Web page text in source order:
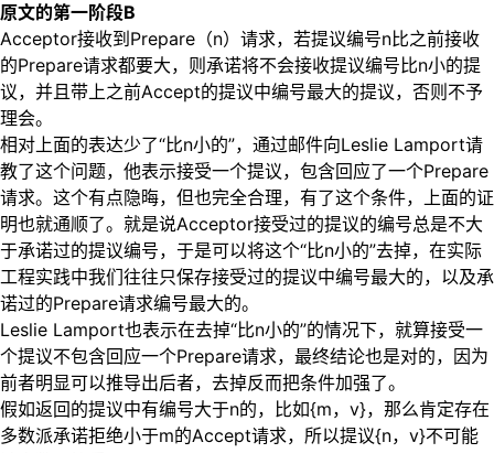
原文的第一阶段B
Acceptor接收到Prepare（n）请求，若提议编号n比之前接收
的Prepare请求都要大，则承诺将不会接收提议编号比n小的提
议，并且带上之前Accept的提议中编号最大的提议，否则不予
理会。
相对上面的表达少了“比n小的”，通过邮件向Leslie Lamport请
教了这个问题，他表示接受一个提议，包含回应了一个Prepare
请求。这个有点隐晦，但也完全合理，有了这个条件，上面的证
明也就通顺了。就是说Acceptor接受过的提议的编号总是不大
于承诺过的提议编号，于是可以将这个“比n小的”去掉，在实际
工程实践中我们往往只保存接受过的提议中编号最大的，以及承
诺过的Prepare请求编号最大的。
Leslie Lamport也表示在去掉“比n小的”的情况下，就算接受一
个提议不包含回应一个Prepare请求，最终结论也是对的，因为
前者明显可以推导出后者，去掉反而把条件加强了。
假如返回的提议中有编号大于n的，比如{m，v}，那么肯定存在
多数派承诺拒绝小于m的Accept请求，所以提议{n，v}不可能